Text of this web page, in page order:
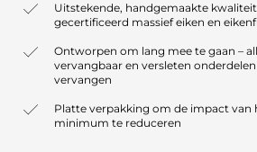
Uitstekende, handgemaakte
gecertificeerd massief eiken en
Ontworpen om lang mee te gaan –
vervangbaar en versleten
vervangen
Platte verpakking om de impact van
minimum te reduceren